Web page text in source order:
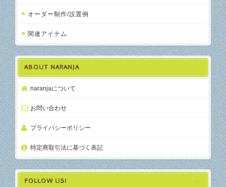
オーダー制作/設置例
関連アイテム
ABOUT NARANJA
naranjaについて
お問い合わせ
プライバシーポリシー
特定商取引法に基づく表記
FOLLOW US!